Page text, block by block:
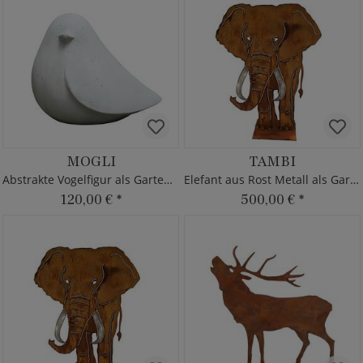
MOGLI
Abstrakte Vogelfigur als Gartendeko
120,00 € *
TAMBI
Elefant aus Rost Metall als Gartendeko
500,00 € *